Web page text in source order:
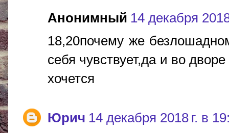
Анонимный 14 декабря
18,20почему же
себя чувствует,да и во
хочется
Юрич 14 декабря 2018 г. в